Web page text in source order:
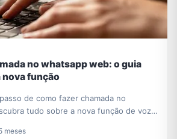
no whatsapp web: o guia
nova função
de como fazer chamada no
tudo sobre a nova função de voz
navegador sem instalar nada.
meses